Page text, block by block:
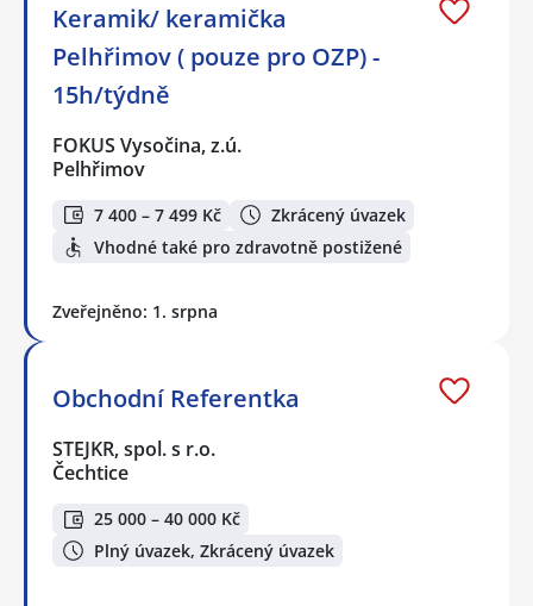
Keramik/ keramička
Pelhřimov ( pouze pro OZP) -
15h/týdně
FOKUS Vysočina, z.ú.
Pelhřimov
7 400 – 7 499 Kč
Zkrácený úvazek
Vhodné také pro zdravotně postižené
Zveřejněno: 1. srpna
Obchodní Referentka
STEJKR, spol. s r.o.
Čechtice
25 000 – 40 000 Kč
Plný úvazek, Zkrácený úvazek